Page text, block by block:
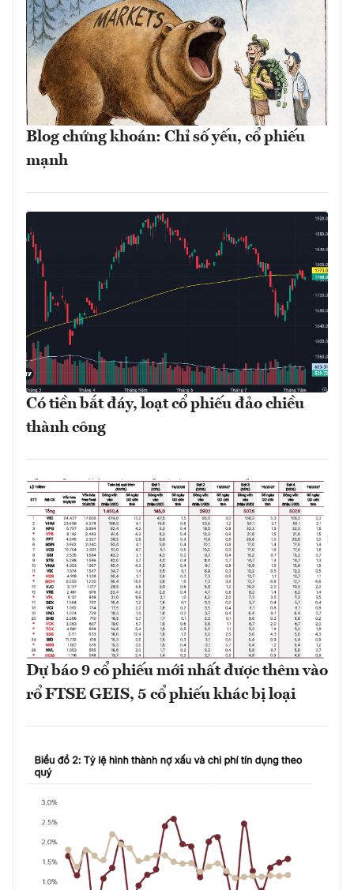
Blog chứng khoán: Chỉ số yếu, cổ phiếu
mạnh
Có tiền bắt đáy, loạt cổ phiếu đảo chiều
thành công
Dự báo 9 cổ phiếu mới nhất được thêm vào
rổ FTSE GEIS, 5 cổ phiếu khác bị loại